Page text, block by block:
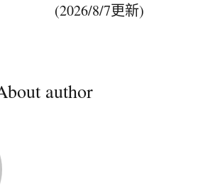
(2026/8/7更新)
author